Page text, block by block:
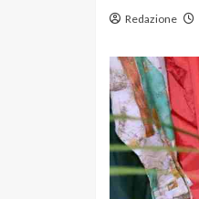
Redazione